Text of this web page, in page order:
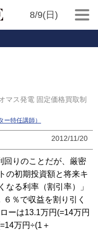
8/9(日)
マス発電 固定価格買取制
ー特任講師）
2012/11/20
りのことだが、厳密
の初期投資額と将来キ
なる利率（割引率）」
％で収益を割り引く
ーは13.1万円(=14万円
万円÷(1＋